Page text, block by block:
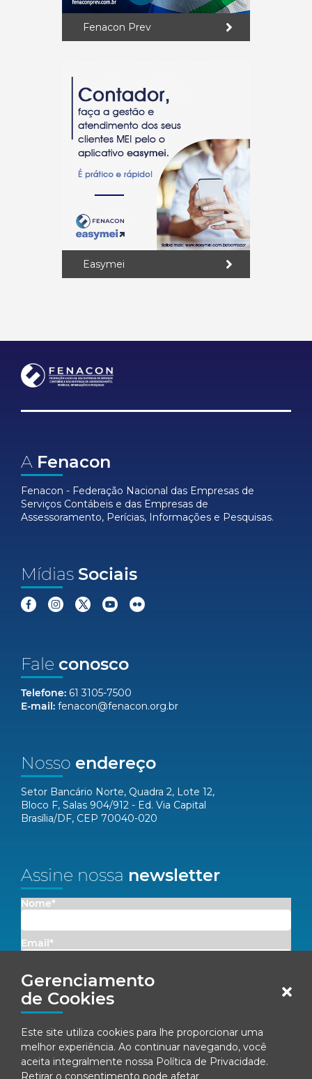
Gerenciamento
de Cookies
Este site utiliza cookies para lhe proporcionar uma
melhor experiência. Ao continuar navegando, você
aceita integralmente nossa Política de Privacidade.
Retirar o consentimento pode afetar
Fenacon Prev
Easymei
A Fenacon
Fenacon - Federação Nacional das Empresas de
Serviços Contábeis e das Empresas de
Assessoramento, Perícias, Informações e Pesquisas.
Mídias Sociais
Fale conosco
Telefone: 61 3105-7500
E-mail: fenacon@fenacon.org.br
Nosso endereço
Setor Bancário Norte, Quadra 2, Lote 12,
Bloco F, Salas 904/912 - Ed. Via Capital
Brasília/DF, CEP 70040-020
Assine nossa newsletter
Nome*
Email*
Concordo em receber comunicações da Fenacon.
Ao se inscrever, você concorda com nossa Política de Privacidade